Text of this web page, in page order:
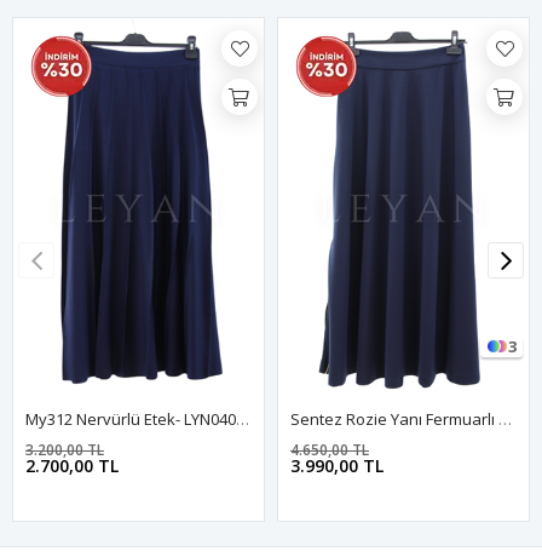
My312 Nervürlü Etek- LYN04042 Lacivert
2.700,00 TL
3.200,00 TL
3
Sentez Rozie Yanı Fermuarlı Kloş Etek- LYN04596 Lacivert
3.990,00 TL
4.650,00 TL